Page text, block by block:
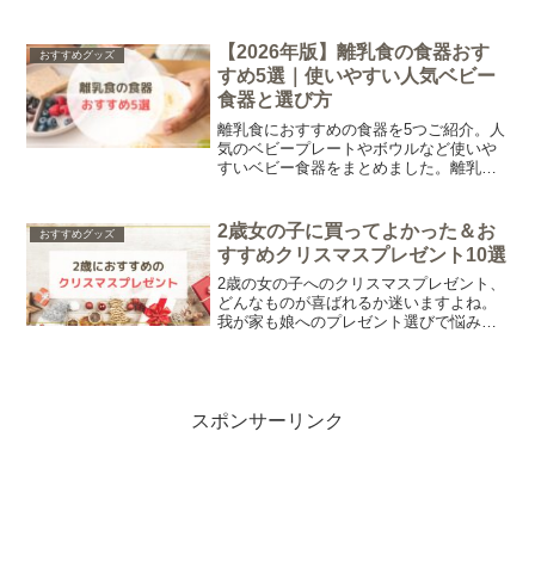
いてご紹介！
おすすめグッズ
【2026年版】離乳食の食器おす
すめ5選｜使いやすい人気ベビー
食器と選び方
離乳食におすすめの食器を5つご紹介。人
気のベビープレートやボウルなど使いや
すいベビー食器をまとめました。離乳食
おすすめグッズ
2歳女の子に買ってよかった＆お
すすめクリスマスプレゼント10選
2歳の女の子へのクリスマスプレゼント、
どんなものが喜ばれるか迷いますよね。
我が家も娘へのプレゼント選びで悩みま
スポンサーリンク